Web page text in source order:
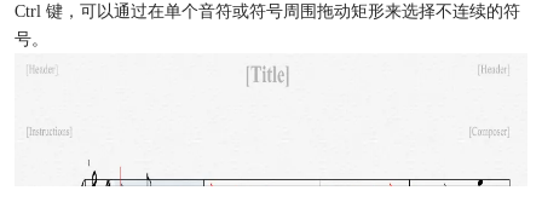
Ctrl 键，可以通过在单个音符或符号周围拖动矩形来选择不连续的符
号。